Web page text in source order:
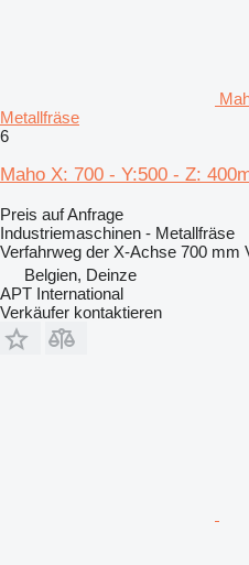
Metallfräse
6
Maho X: 700 - Y:500 - Z:
Preis auf Anfrage
Industriemaschinen - Metallfräse
Verfahrweg der X-Achse 700 mm
Belgien, Deinze
APT International
Verkäufer kontaktieren